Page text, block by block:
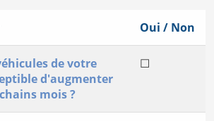
Oui / Non
de votre
d'augmenter
mois ?
☐